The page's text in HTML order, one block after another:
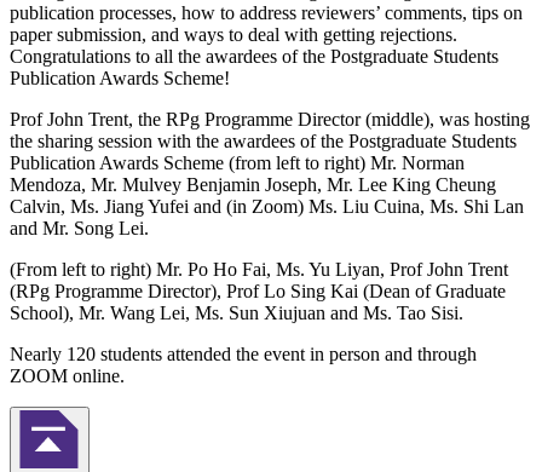
publication processes, how to address reviewers’ comments, tips on
paper submission, and ways to deal with getting rejections.
Congratulations to all the awardees of the Postgraduate Students
Publication Awards Scheme!
Prof John Trent, the RPg Programme Director (middle), was hosting
the sharing session with the awardees of the Postgraduate Students
Publication Awards Scheme (from left to right) Mr. Norman
Mendoza, Mr. Mulvey Benjamin Joseph, Mr. Lee King Cheung
Calvin, Ms. Jiang Yufei and (in Zoom) Ms. Liu Cuina, Ms. Shi Lan
and Mr. Song Lei.
(From left to right) Mr. Po Ho Fai, Ms. Yu Liyan, Prof John Trent
(RPg Programme Director), Prof Lo Sing Kai (Dean of Graduate
School), Mr. Wang Lei, Ms. Sun Xiujuan and Ms. Tao Sisi.
Nearly 120 students attended the event in person and through
ZOOM online.